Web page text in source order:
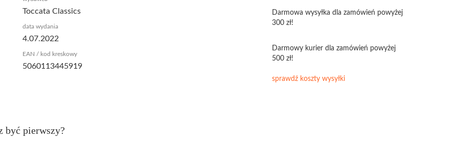
Toccata Classics
data wydania
4.07.2022
EAN / kod kreskowy
5060113445919
Darmowa wysyłka dla zamówień powyżej
300 zł!
Darmowy kurier dla zamówień powyżej
500 zł!
sprawdź koszty wysyłki
być pierwszy?